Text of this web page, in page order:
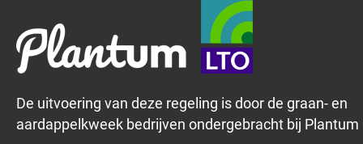
De uitvoering van deze regeling is door de graan- en
aardappelkweek bedrijven ondergebracht bij Plantum